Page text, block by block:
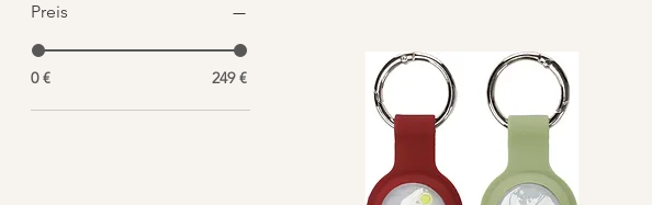
Preis
0 € 249 €